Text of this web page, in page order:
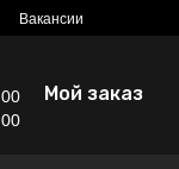
Вакансии
Мой заказ